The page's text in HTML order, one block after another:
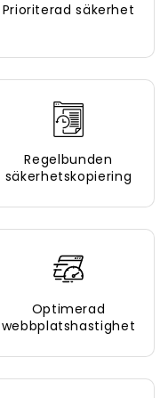
Prioriterad säkerhet
Regelbunden
säkerhetskopiering
Optimerad
webbplatshastighet